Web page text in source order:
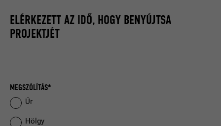
ELÉRKEZETT AZ IDŐ, HOGY BENYÚJTSA
PROJEKTJÉT
MEGSZÓLÍTÁS*
Úr
Hölgy